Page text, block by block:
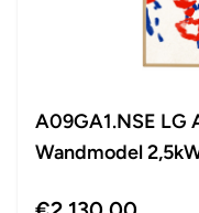
A09GA1.NSE LG
Wandmodel